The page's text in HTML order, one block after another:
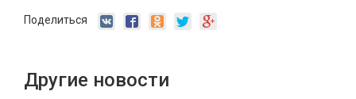
Поделиться
Другие новости